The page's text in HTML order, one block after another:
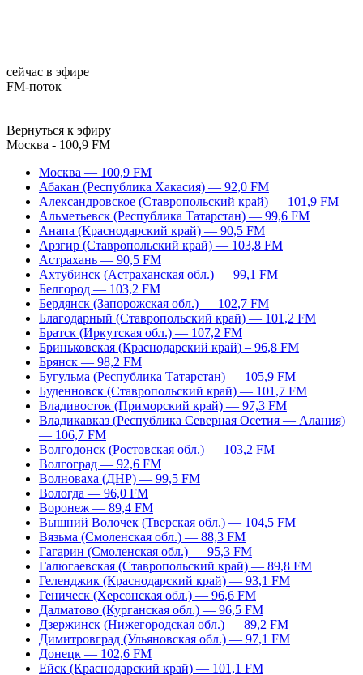
сейчас в эфире
FM-поток
Вернуться к эфиру
Москва - 100,9 FM
Москва — 100,9 FM
Абакан (Республика Хакасия) — 92,0 FM
Александровское (Ставропольский край) — 101,9 FM
Альметьевск (Республика Татарстан) — 99,6 FM
Анапа (Краснодарский край) — 90,5 FM
Арзгир (Ставропольский край) — 103,8 FM
Астрахань — 90,5 FM
Ахтубинск (Астраханская обл.) — 99,1 FM
Белгород — 103,2 FM
Бердянск (Запорожская обл.) — 102,7 FM
Благодарный (Ставропольский край) — 101,2 FM
Братск (Иркутская обл.) — 107,2 FM
Бриньковская (Краснодарский край) – 96,8 FM
Брянск — 98,2 FM
Бугульма (Республика Татарстан) — 105,9 FM
Буденновск (Ставропольский край) — 101,7 FM
Владивосток (Приморский край) — 97,3 FM
Владикавказ (Республика Северная Осетия — Алания)
— 106,7 FM
Волгодонск (Ростовская обл.) — 103,2 FM
Волгоград — 92,6 FM
Волноваха (ДНР) — 99,5 FM
Вологда — 96,0 FM
Воронеж — 89,4 FM
Вышний Волочек (Тверская обл.) — 104,5 FM
Вязьма (Смоленская обл.) — 88,3 FM
Гагарин (Смоленская обл.) — 95,3 FM
Галюгаевская (Ставропольский край) — 89,8 FM
Геленджик (Краснодарский край) — 93,1 FM
Геническ (Херсонская обл.) — 96,6 FM
Далматово (Курганская обл.) — 96,5 FM
Дзержинск (Нижегородская обл.) — 89,2 FM
Димитровград (Ульяновская обл.) — 97,1 FM
Донецк — 102,6 FM
Ейск (Краснодарский край) — 101,1 FM